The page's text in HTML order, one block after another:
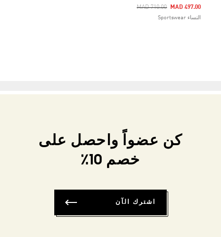
Price Reduced From
MAD 710.00
To MAD 497.00
النساء Sportswear
كن عضواً واحصل على
خصم 10٪
اشترك الآن